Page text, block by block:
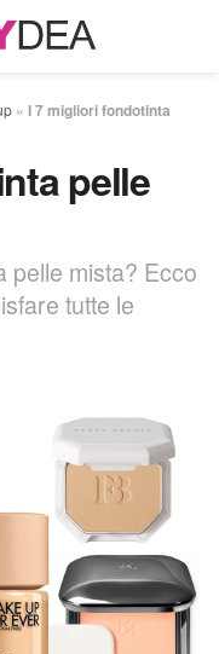
» I 7 migliori fondotinta
pelle
pelle mista? Ecco
tutte le